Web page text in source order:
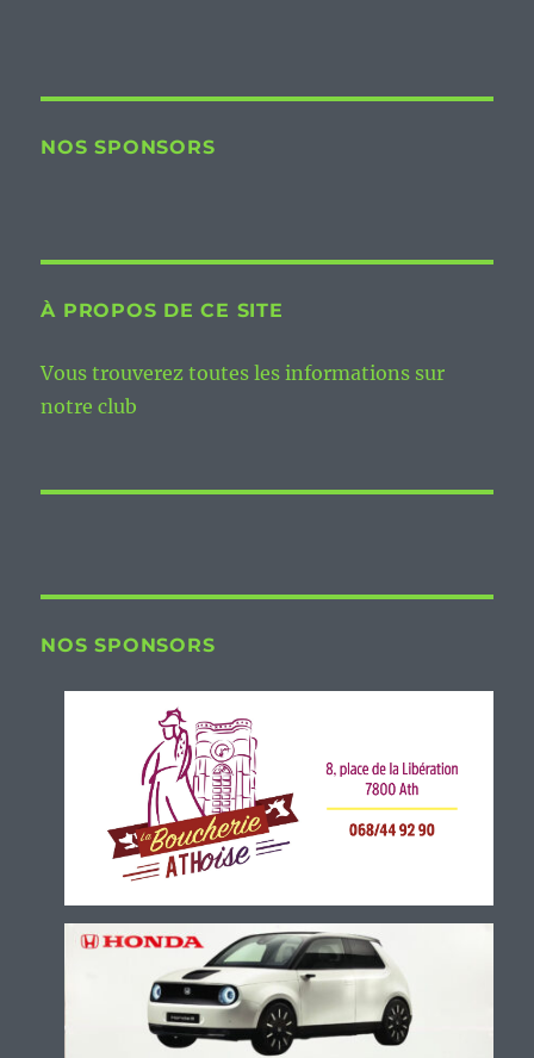
NOS SPONSORS
À PROPOS DE CE SITE
Vous trouverez toutes les informations sur
notre club
NOS SPONSORS